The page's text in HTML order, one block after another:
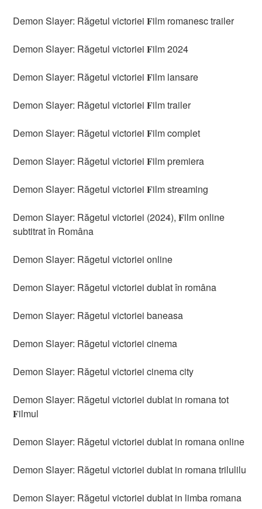
Demon Slayer: Răgetul victoriei 𝐅ilm romanesc trailer
Demon Slayer: Răgetul victoriei 𝐅ilm 2024
Demon Slayer: Răgetul victoriei 𝐅ilm lansare
Demon Slayer: Răgetul victoriei 𝐅ilm trailer
Demon Slayer: Răgetul victoriei 𝐅ilm complet
Demon Slayer: Răgetul victoriei 𝐅ilm premiera
Demon Slayer: Răgetul victoriei 𝐅ilm streaming
Demon Slayer: Răgetul victoriei (2024), 𝐅ilm online
subtitrat în Româna
Demon Slayer: Răgetul victoriei online
Demon Slayer: Răgetul victoriei dublat în româna
Demon Slayer: Răgetul victoriei baneasa
Demon Slayer: Răgetul victoriei cinema
Demon Slayer: Răgetul victoriei cinema city
Demon Slayer: Răgetul victoriei dublat in romana tot
𝐅ilmul
Demon Slayer: Răgetul victoriei dublat in romana online
Demon Slayer: Răgetul victoriei dublat in romana trilulilu
Demon Slayer: Răgetul victoriei dublat in limba romana